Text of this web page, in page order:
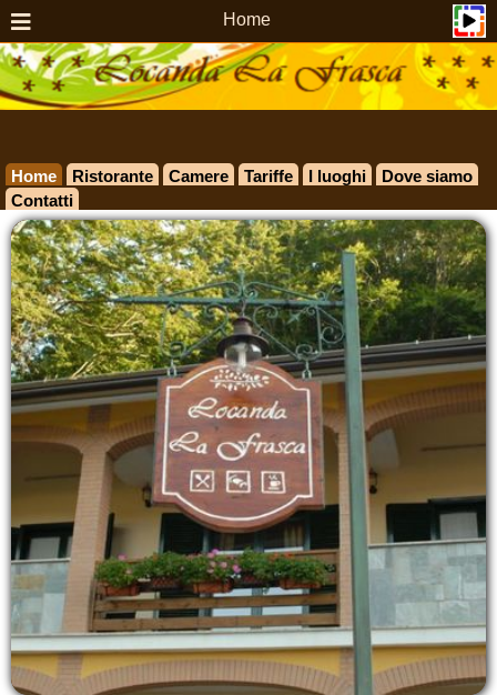
Home
Home Ristorante Camere Tariffe I luoghi
Dove siamo
Contatti